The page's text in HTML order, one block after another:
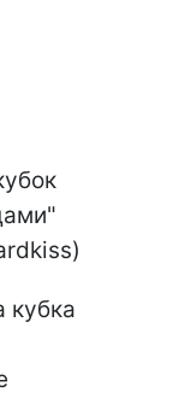
кубка